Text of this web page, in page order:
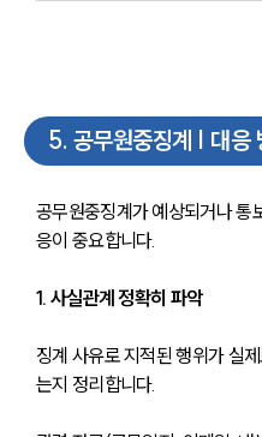
5. 공무원중징계 | 대응
공무원중징계가 예상되거나 통
응이 중요합니다.
1. 사실관계 정확히 파악
징계 사유로 지적된 행위가 실
는지 정리합니다.